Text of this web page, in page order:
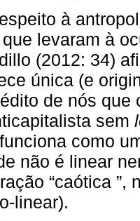
à
levaram à
(2012: 34)
única (e
de nós
sem
como
não é linear
“caótica
linear).